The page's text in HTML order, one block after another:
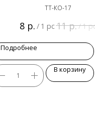
ТТ-КО-17
8 р. / 1 pc11 р./1
Подробнее
В корзину